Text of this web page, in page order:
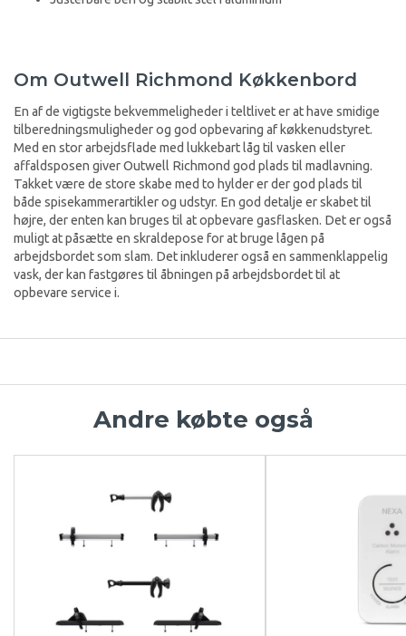
Om Outwell Richmond Køkkenbord
En af de vigtigste bekvemmeligheder i teltlivet er at have smidige
tilberedningsmuligheder og god opbevaring af køkkenudstyret.
Med en stor arbejdsflade med lukkebart låg til vasken eller
affaldsposen giver Outwell Richmond god plads til madlavning.
Takket være de store skabe med to hylder er der god plads til
både spisekammerartikler og udstyr. En god detalje er skabet til
højre, der enten kan bruges til at opbevare gasflasken. Det er også
muligt at påsætte en skraldepose for at bruge lågen på
arbejdsbordet som slam. Det inkluderer også en sammenklappelig
vask, der kan fastgøres til åbningen på arbejdsbordet til at
opbevare service i.
Andre købte også